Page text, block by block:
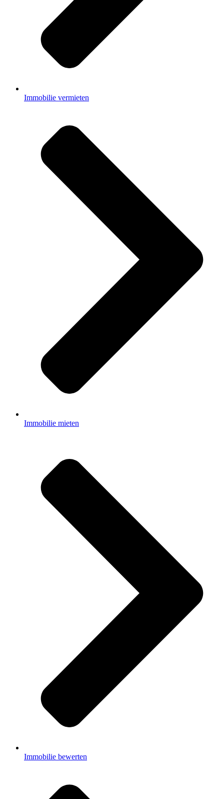
Immobilie vermieten
Immobilie mieten
Immobilie bewerten